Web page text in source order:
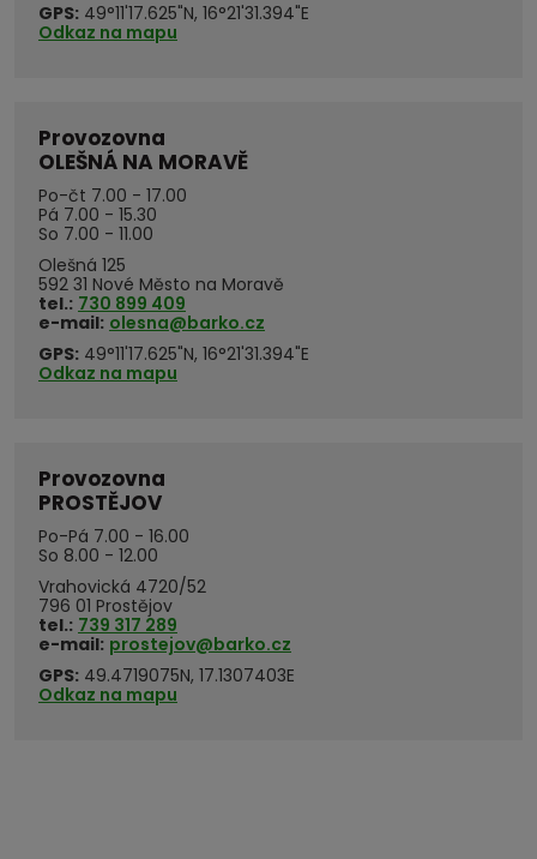
GPS: 49°11'17.625"N, 16°21'31.394"E
Odkaz na mapu
Provozovna
OLEŠNÁ NA MORAVĚ
Po-čt 7.00 - 17.00
Pá 7.00 - 15.30
So 7.00 - 11.00
Olešná 125
592 31 Nové Město na Moravě
tel.: 730 899 409
e-mail: olesna@barko.cz
GPS: 49°11'17.625"N, 16°21'31.394"E
Odkaz na mapu
Provozovna
PROSTĚJOV
Po-Pá 7.00 - 16.00
So 8.00 - 12.00
Vrahovická 4720/52
796 01 Prostějov
tel.: 739 317 289
e-mail: prostejov@barko.cz
GPS: 49.4719075N, 17.1307403E
Odkaz na mapu